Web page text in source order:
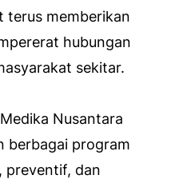
terus memberikan
hubungan
sekitar.
Nusantara
berbagai program
preventif, dan